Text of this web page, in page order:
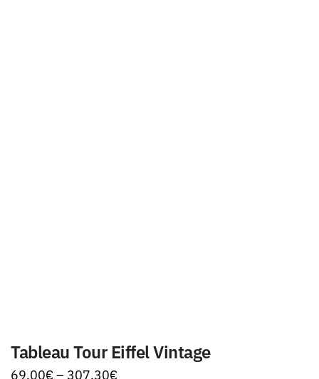
Tableau Tour Eiffel Vintage
69.00€– 307.30€